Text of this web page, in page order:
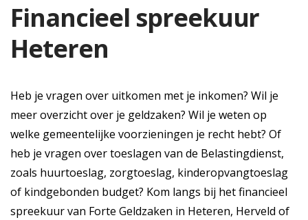
Financieel spreekuur
Heteren
Heb je vragen over uitkomen met je inkomen? Wil je
meer overzicht over je geldzaken? Wil je weten op
welke gemeentelijke voorzieningen je recht hebt? Of
heb je vragen over toeslagen van de Belastingdienst,
zoals huurtoeslag, zorgtoeslag, kinderopvangtoeslag
of kindgebonden budget? Kom langs bij het financieel
spreekuur van Forte Geldzaken in Heteren, Herveld of